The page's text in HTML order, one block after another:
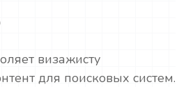
визажисту
для поисковых систем.